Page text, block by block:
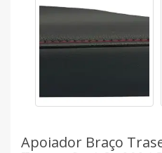
Apoiador Braço